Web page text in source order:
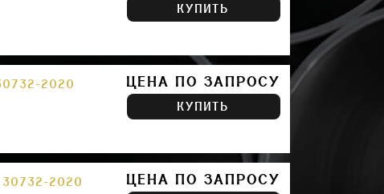
КУПИТЬ
2020 ЦЕНА ПО ЗАПРОСУ
КУПИТЬ
2020 ЦЕНА ПО ЗАПРОСУ